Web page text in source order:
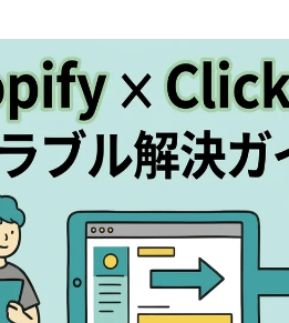
degli errori di indirizzo e
spedizioni, l'accesso diretto
esigenza.